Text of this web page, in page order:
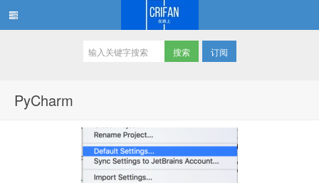
订阅
PyCharm